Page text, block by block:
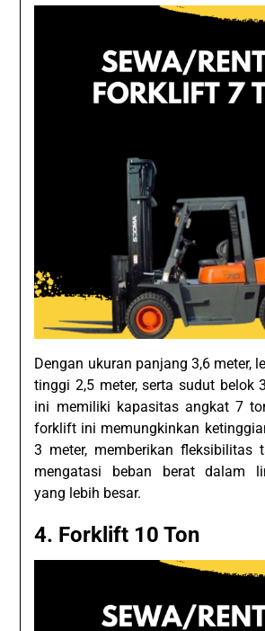
Dengan ukuran panjang 3,6 meter,
tinggi 2,5 meter, serta sudut belok
ini memiliki kapasitas angkat 7
forklift ini memungkinkan
3 meter, memberikan fleksibilitas
mengatasi beban berat dalam
yang lebih besar.
4. Forklift 10 Ton